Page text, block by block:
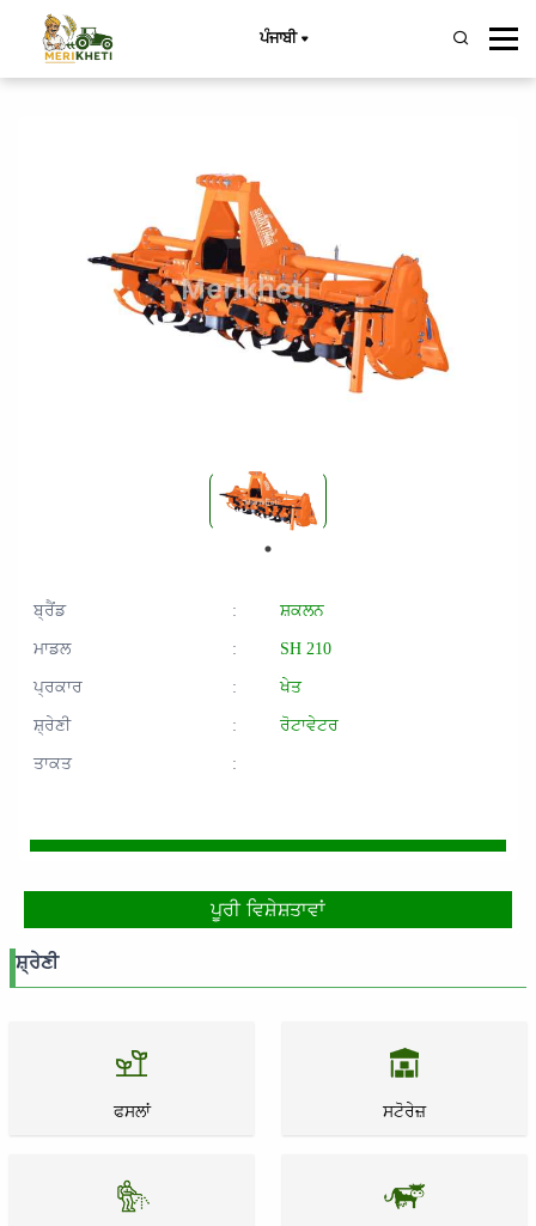
ਪੰਜਾਬੀ
ਬ੍ਰੈਂਡ :
ਸ਼ਕਲਨ
ਮਾਡਲ
:
SH 210
ਪ੍ਰਕਾਰ
:
ਖੇਤ
ਸ਼੍ਰੇਣੀ
:
ਰੋਟਾਵੇਟਰ
ਤਾਕਤ
:
ਪੂਰੀ ਵਿਸ਼ੇਸ਼ਤਾਵਾਂ
ਸ਼੍ਰੇਣੀ
ਫਸਲਾਂ ਸਟੋਰੇਜ਼